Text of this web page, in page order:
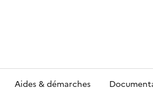
Aides & démarches